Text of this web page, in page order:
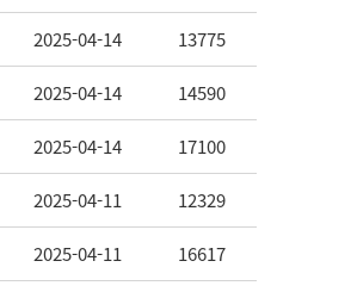
2025-04-14 13775
2025-04-14 14590
2025-04-14 17100
2025-04-11 12329
2025-04-11 16617